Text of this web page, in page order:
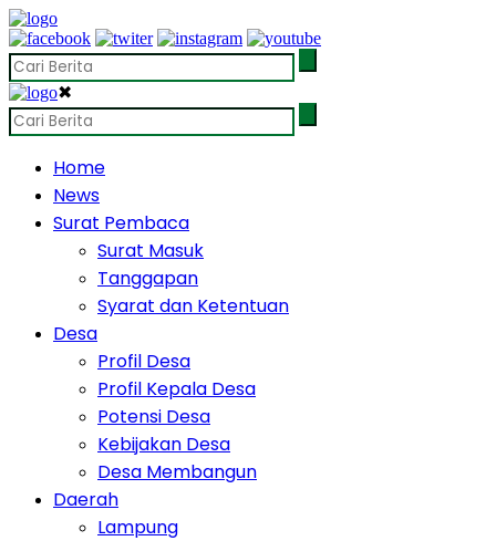
✖
Home
News
Surat Pembaca
Surat Masuk
Tanggapan
Syarat dan Ketentuan
Desa
Profil Desa
Profil Kepala Desa
Potensi Desa
Kebijakan Desa
Desa Membangun
Daerah
Lampung